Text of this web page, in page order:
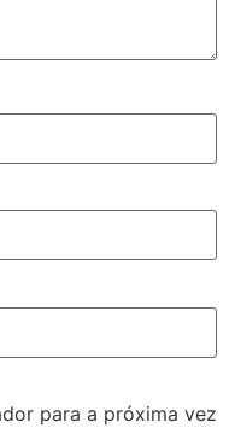
para a próxima vez